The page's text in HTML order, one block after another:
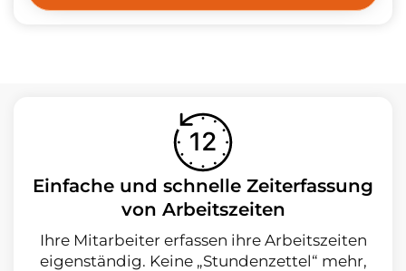
Einfache und schnelle Zeiterfassung
von Arbeitszeiten
Ihre Mitarbeiter erfassen ihre Arbeitszeiten
eigenständig. Keine „Stundenzettel“ mehr,